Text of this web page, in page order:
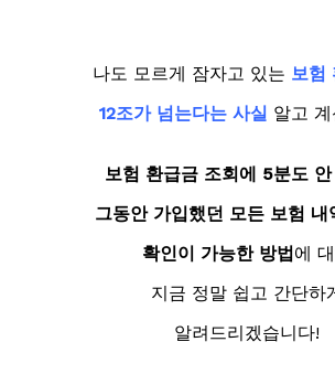
나도 모르게 잠자고 있는 보험
12조가 넘는다는 사실 알고
보험 환급금 조회에 5분도
그동안 가입했던 모든 보험 내
확인이 가능한 방법에
지금 정말 쉽고 간단하
알려드리겠습니다!